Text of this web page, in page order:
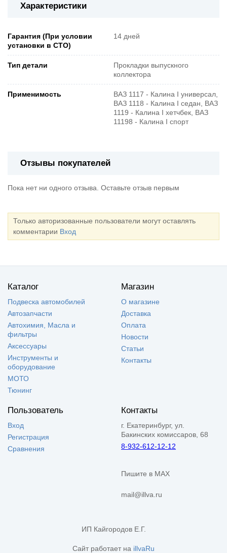
Характеристики
Гарантия (При условии
установки в СТО)
14 дней
Тип детали
Прокладки выпускного
коллектора
Применимость
ВАЗ 1117 - Калина I универсал,
ВАЗ 1118 - Калина I седан, ВАЗ
1119 - Калина I хетчбек, ВАЗ
11198 - Калина I спорт
Отзывы покупателей
Пока нет ни одного отзыва. Оставьте отзыв первым
Только авторизованные пользователи могут оставлять
комментарии Вход
Каталог
Подвеска автомобилей
Автозапчасти
Автохимия, Масла и
фильтры
Аксессуары
Инструменты и
оборудование
МОТО
Тюнинг
Магазин
О магазине
Доставка
Оплата
Новости
Статьи
Контакты
Пользователь
Вход
Регистрация
Сравнения
Контакты
г. Екатеринбург, ул.
Бакинских комиссаров, 68
8-932-612-12-12
Пишите в MAX
mail@illva.ru
ИП Кайгородов Е.Г.
Сайт работает на illvaRu